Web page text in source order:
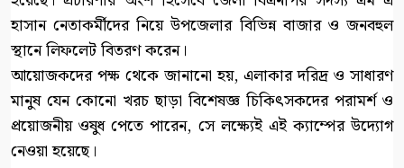
হাসান নেতাকর্মীদের নিয়ে উপজেলার বিভিন্ন বাজার ও জনবহুল
স্থানে লিফলেট বিতরণ করেন।
আয়োজকদের পক্ষ থেকে জানানো হয়, এলাকার দরিদ্র ও সাধারণ
মানুষ যেন কোনো খরচ ছাড়া বিশেষজ্ঞ চিকিৎসকদের পরামর্শ ও
প্রয়োজনীয় ওষুধ পেতে পারেন, সে লক্ষ্যেই এই ক্যাম্পের উদ্যোগ
নেওয়া হয়েছে।